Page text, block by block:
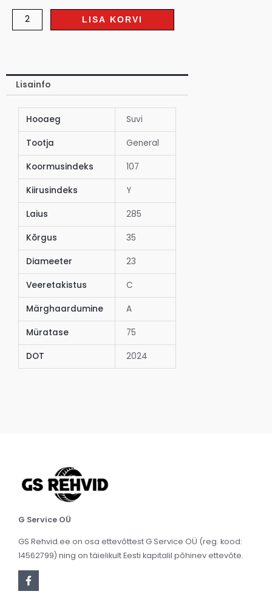
LISA KORVI
Lisainfo
Hooaeg Suvi
Tootja General
Koormusindeks 107
Kiirusindeks Y
Laius 285
Kõrgus 35
Diameeter 23
Veeretakistus C
Märghaardumine A
Müratase 75
DOT 2024
G Service OÜ
GS Rehvid.ee on osa ettevõttest G Service OÜ (reg. kood:
14562799) ning on täielikult Eesti kapitalil põhinev ettevõte.